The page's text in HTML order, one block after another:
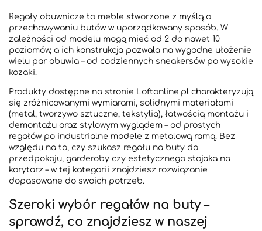
Regały obuwnicze to meble stworzone z myślą o
przechowywaniu butów w uporządkowany sposób. W
zależności od modelu mogą mieć od 2 do nawet 10
poziomów, a ich konstrukcja pozwala na wygodne ułożenie
wielu par obuwia – od codziennych sneakersów po wysokie
kozaki.
Produkty dostępne na stronie Loftonline.pl charakteryzują
się zróżnicowanymi wymiarami, solidnymi materiałami
(metal, tworzywo sztuczne, tekstylia), łatwością montażu i
demontażu oraz stylowym wyglądem – od prostych
regałów po industrialne modele z metalową ramą. Bez
względu na to, czy szukasz regału na buty do
przedpokoju, garderoby czy estetycznego stojaka na
korytarz – w tej kategorii znajdziesz rozwiązanie
dopasowane do swoich potrzeb.
Szeroki wybór regałów na buty –
sprawdź, co znajdziesz w naszej